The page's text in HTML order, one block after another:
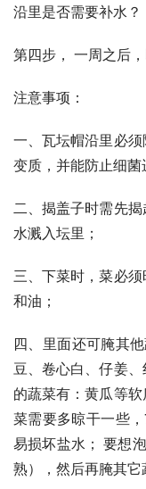
沿里是否需要补水？
第四步， 一周之后，
注意事项：
一、瓦坛帽沿里必
变质，并能防止细菌
二、揭盖子时需先
水溅入坛里；
三、下菜时，菜必
和油；
四、里面还可腌其
豆、卷心白、仔姜
的蔬菜有：黄瓜等
菜需要多晾干一些
易损坏盐水； 要想
熟），然后再腌其它